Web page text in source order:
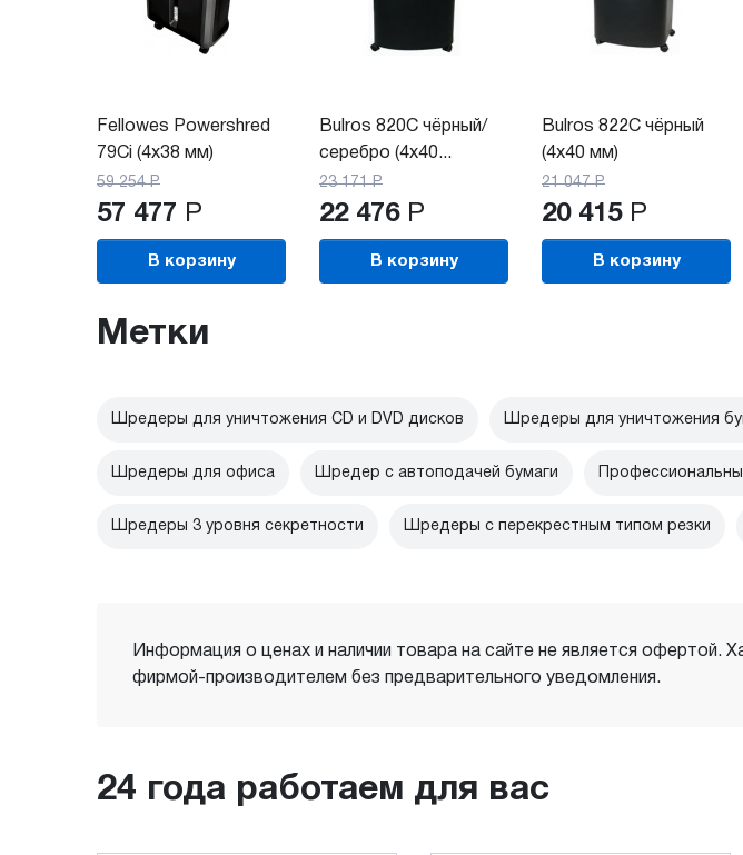
Fellowes Powershred
79Ci (4x38 мм)
59 254 Р
57 477 Р
В корзину
Bulros 820C чёрный/
серебро (4x40...
23 171 Р
22 476 Р
В корзину
Bulros 822C чёрный
(4x40 мм)
21 047 Р
20 415 Р
В корзину
Метки
Шредеры для уничтожения CD и DVD дисков Шредеры для уничтожения
Шредеры для офиса Шредер с автоподачей бумаги
Шредеры 3 уровня секретности Шредеры с перекрестным типом резки
Информация о ценах и наличии товара на сайте не является офертой.
фирмой-производителем без предварительного уведомления.
24 года работаем для вас